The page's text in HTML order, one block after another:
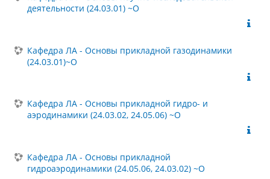
деятельности (24.03.01) ~О
Кафедра ЛА - Основы прикладной газодинамики
(24.03.01)~О
Кафедра ЛА - Основы прикладной гидро- и
аэродинамики (24.03.02, 24.05.06) ~О
Кафедра ЛА - Основы прикладной
гидроаэродинамики (24.05.06, 24.03.02) ~О